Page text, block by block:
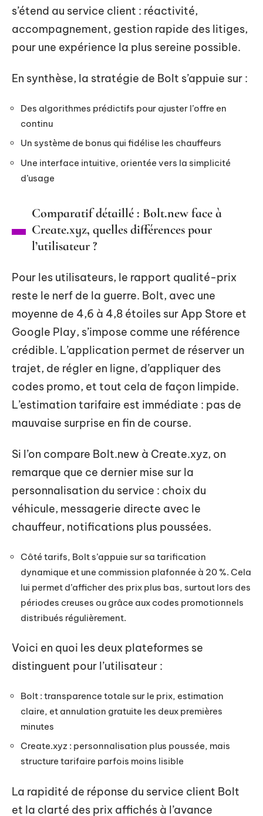
s’étend au service client : réactivité,
accompagnement, gestion rapide des litiges,
pour une expérience la plus sereine possible.
En synthèse, la stratégie de Bolt s’appuie sur :
Des algorithmes prédictifs pour ajuster l’offre en
continu
Un système de bonus qui fidélise les chauffeurs
Une interface intuitive, orientée vers la simplicité
d’usage
Comparatif détaillé : Bolt.new face à
Create.xyz, quelles différences pour
l’utilisateur ?
Pour les utilisateurs, le rapport qualité-prix
reste le nerf de la guerre. Bolt, avec une
moyenne de 4,6 à 4,8 étoiles sur App Store et
Google Play, s’impose comme une référence
crédible. L’application permet de réserver un
trajet, de régler en ligne, d’appliquer des
codes promo, et tout cela de façon limpide.
L’estimation tarifaire est immédiate : pas de
mauvaise surprise en fin de course.
Si l’on compare Bolt.new à Create.xyz, on
remarque que ce dernier mise sur la
personnalisation du service : choix du
véhicule, messagerie directe avec le
chauffeur, notifications plus poussées.
Côté tarifs, Bolt s’appuie sur sa tarification
dynamique et une commission plafonnée à 20 %. Cela
lui permet d’afficher des prix plus bas, surtout lors des
périodes creuses ou grâce aux codes promotionnels
distribués régulièrement.
Voici en quoi les deux plateformes se
distinguent pour l’utilisateur :
Bolt : transparence totale sur le prix, estimation
claire, et annulation gratuite les deux premières
minutes
Create.xyz : personnalisation plus poussée, mais
structure tarifaire parfois moins lisible
La rapidité de réponse du service client Bolt
et la clarté des prix affichés à l’avance